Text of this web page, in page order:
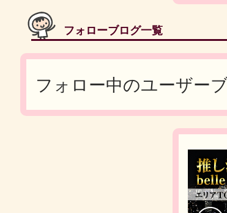
フォローブログ一覧
フォロー中のユーザー